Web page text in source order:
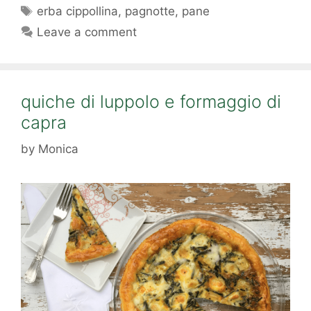
Tags
erba cippollina, pagnotte, pane
Leave a comment
quiche di luppolo e formaggio di
capra
by Monica